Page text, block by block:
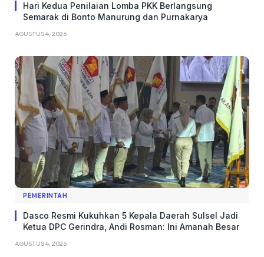
Hari Kedua Penilaian Lomba PKK Berlangsung
Semarak di Bonto Manurung dan Purnakarya
AGUSTUS 4, 2026
PEMERINTAH
Dasco Resmi Kukuhkan 5 Kepala Daerah Sulsel Jadi
Ketua DPC Gerindra, Andi Rosman: Ini Amanah Besar
AGUSTUS 4, 2026